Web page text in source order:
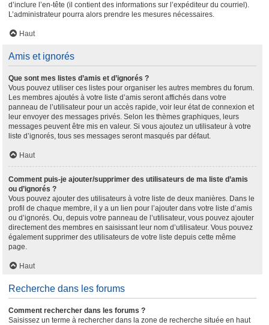
d’inclure l’en-tête (il contient des informations sur l’expéditeur du courriel).
L’administrateur pourra alors prendre les mesures nécessaires.
Haut
Amis et ignorés
Que sont mes listes d’amis et d’ignorés ?
Vous pouvez utiliser ces listes pour organiser les autres membres du forum.
Les membres ajoutés à votre liste d’amis seront affichés dans votre
panneau de l’utilisateur pour un accès rapide, voir leur état de connexion et
leur envoyer des messages privés. Selon les thèmes graphiques, leurs
messages peuvent être mis en valeur. Si vous ajoutez un utilisateur à votre
liste d’ignorés, tous ses messages seront masqués par défaut.
Haut
Comment puis-je ajouter/supprimer des utilisateurs de ma liste d’amis
ou d’ignorés ?
Vous pouvez ajouter des utilisateurs à votre liste de deux manières. Dans le
profil de chaque membre, il y a un lien pour l’ajouter dans votre liste d’amis
ou d’ignorés. Ou, depuis votre panneau de l’utilisateur, vous pouvez ajouter
directement des membres en saisissant leur nom d’utilisateur. Vous pouvez
également supprimer des utilisateurs de votre liste depuis cette même
page.
Haut
Recherche dans les forums
Comment rechercher dans les forums ?
Saisissez un terme à rechercher dans la zone de recherche située en haut